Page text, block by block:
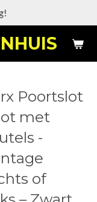
Poortslot
met
-
of